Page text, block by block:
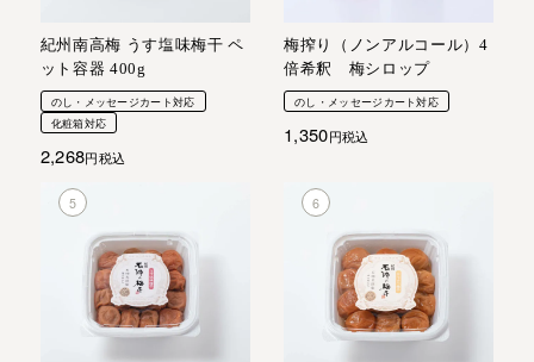
紀州南高梅 うす塩味梅干 ペ
ット容器 400g
のし・メッセージカート対応
化粧箱対応
2,268 税込
梅搾り（ノンアルコール）4
倍希釈 梅シロップ
のし・メッセージカート対応
1,350 税込